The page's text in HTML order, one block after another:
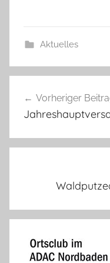
Aktuelles
Vorheriger